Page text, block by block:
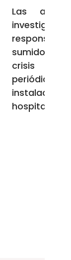
Las
sumido
crisis
hospitales,